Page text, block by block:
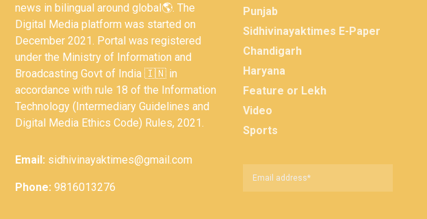
news in bilingual around global🌎. The
Digital Media platform was started on
December 2021. Portal was registered
under the Ministry of Information and
Broadcasting Govt of India 🇮🇳 in
accordance with rule 18 of the Information
Technology (Intermediary Guidelines and
Digital Media Ethics Code) Rules, 2021.
Email: sidhivinayaktimes@gmail.com
Phone: 9816013276
Punjab
Sidhivinayaktimes E-Paper
Chandigarh
Haryana
Feature or Lekh
Video
Sports